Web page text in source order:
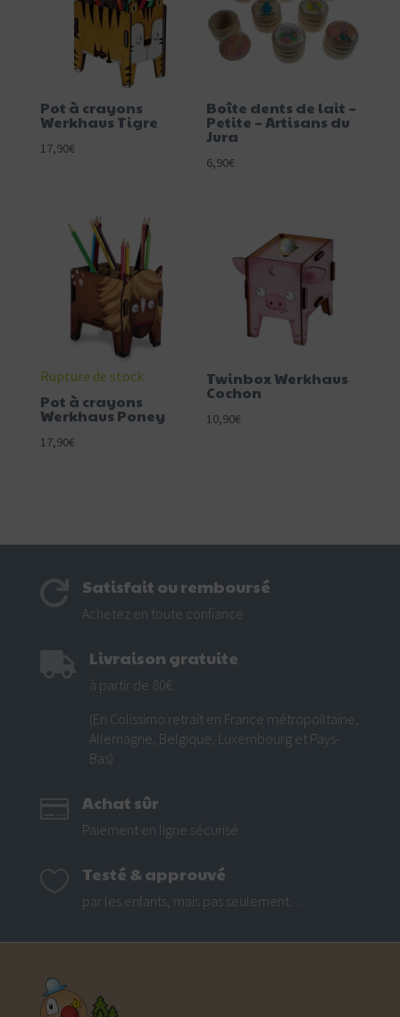
Pot à crayons
Werkhaus Tigre
17,90€
Boîte dents de lait –
Petite – Artisans du
Jura
6,90€
Rupture de stock
Pot à crayons
Werkhaus Poney
17,90€
Twinbox Werkhaus
Cochon
10,90€
 Satisfait ou remboursé
Achetez en toute confiance
 Livraison gratuite
à partir de 80€
(En Colissimo retrait en France métropoiltaine,
Allemagne, Belgique, Luxembourg et Pays-
Bas)
 Achat sûr
Paiement en ligne sécurisé
 Testé & approuvé
par les enfants, mais pas seulement…